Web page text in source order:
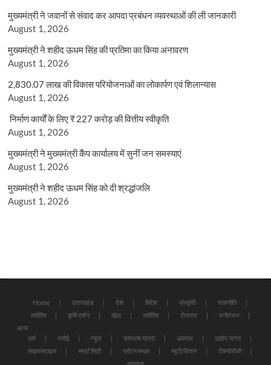
मुख्यमंत्री ने जवानों से संवाद कर आपदा प्रबंधन व्यवस्थाओं की ली जानकारी
August 1, 2026
मुख्यमंत्री ने शहीद ऊधम सिंह की प्रतिमा का किया अनावरण
August 1, 2026
2,830.07 लाख की विकास परियोजनाओं का लोकार्पण एवं शिलान्यास
August 1, 2026
निर्माण कार्यों के लिए ₹ 227 करोड़ की वित्तीय स्वीकृति
August 1, 2026
मुख्यमंत्री ने मुख्यमंत्री कैंप कार्यालय में सुनीं जन समस्याएं
August 1, 2026
मुख्यमंत्री ने शहीद ऊधम सिंह को दी श्रद्धांजलि
August 1, 2026
Home उत्तराखंड देश विदेश संस्कृति
राजनीति
ज्योतिष
कृषि दर्शन खेल ज्योतिष रोजगार
मनोरंजन
अन्य
धर्म
रसोई न्यूज़ चारधाम यात्रा अपराध
उद्योग जगत
लाइफस्टाइल
स्मार्ट सिटी पर्यटन स्थल ब्यूटी/फैशन
टेक्नॉलॉजी
स्वास्थ्य